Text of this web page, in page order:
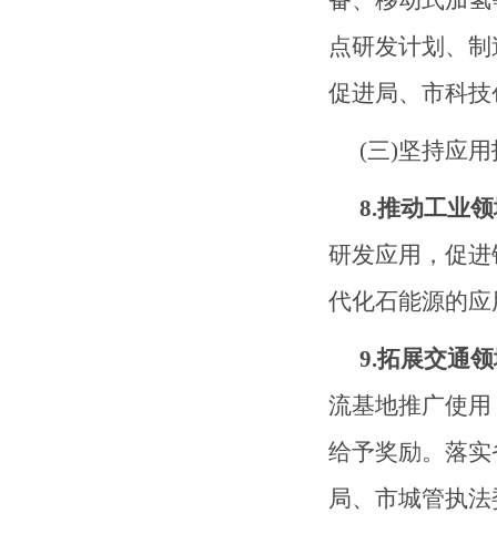
点研发计划、
促进局、市科
(三)坚持应
8.推动工业
研发应用，促
代化石能源的
9.拓展交通领
流基地推广使
给予奖励。落
局、市城管执